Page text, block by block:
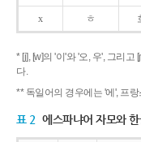
x ㅎ
* [j], [w]의 '이'와 '오, 우', 그리
다.
** 독일어의 경우에는 '에', 프
표 2 에스파냐어 자모와